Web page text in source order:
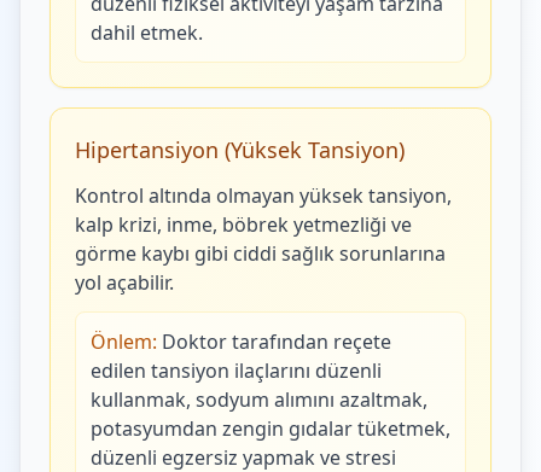
dahil etmek.
Hipertansiyon (Yüksek Tansiyon)
Kontrol altında olmayan yüksek tansiyon,
kalp krizi, inme, böbrek yetmezliği ve
görme kaybı gibi ciddi sağlık sorunlarına
yol açabilir.
Önlem: Doktor tarafından reçete
edilen tansiyon ilaçlarını düzenli
kullanmak, sodyum alımını azaltmak,
potasyumdan zengin gıdalar tüketmek,
düzenli egzersiz yapmak ve stresi